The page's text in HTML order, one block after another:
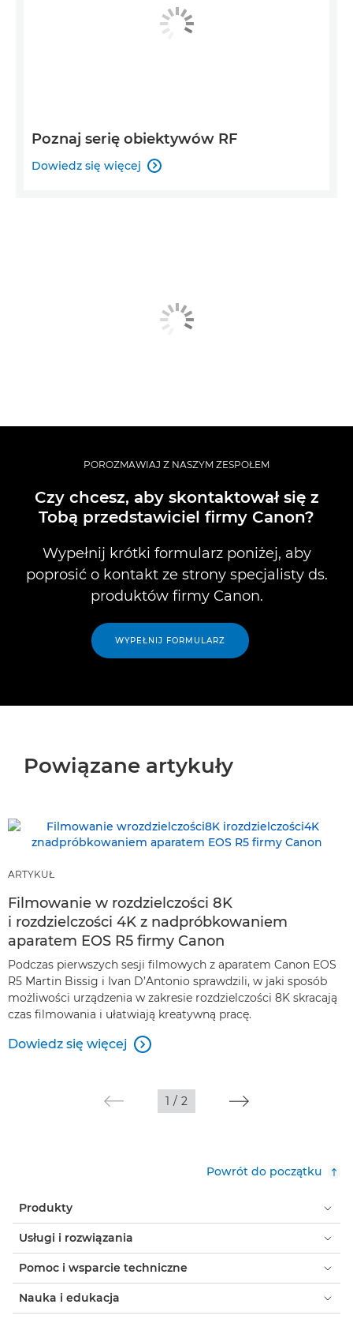
Poznaj serię obiektywów RF
Dowiedz się więcej 
POROZMAWIAJ Z NASZYM ZESPOŁEM
Czy chcesz, aby skontaktował się z
Tobą przedstawiciel firmy Canon?
Wypełnij krótki formularz poniżej, aby
poprosić o kontakt ze strony specjalisty ds.
produktów firmy Canon.
WYPEŁNIJ FORMULARZ
Powiązane artykuły
ARTYKUŁ
Filmowanie w rozdzielczości 8K
i rozdzielczości 4K z nadpróbkowaniem
aparatem EOS R5 firmy Canon
Podczas pierwszych sesji filmowych z aparatem Canon EOS
R5 Martin Bissig i Ivan D’Antonio sprawdzili, w jaki sposób
możliwości urządzenia w zakresie rozdzielczości 8K skracają
czas filmowania i ułatwiają kreatywną pracę.
Dowiedz się więcej 
1 / 2
Powrót do początku
Produkty
Usługi i rozwiązania
Pomoc i wsparcie techniczne
Nauka i edukacja